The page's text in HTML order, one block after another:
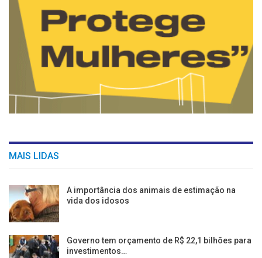
MAIS LIDAS
A importância dos animais de estimação na
vida dos idosos
Governo tem orçamento de R$ 22,1 bilhões para
investimentos…